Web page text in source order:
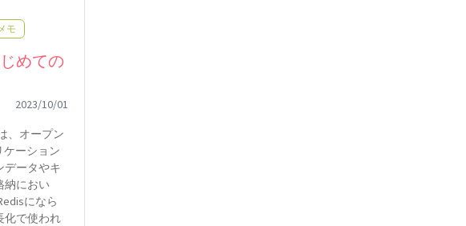
モ
めての
2023/10/01
、オープン
ケーション
データやキ
納におい
になら
化で使われ